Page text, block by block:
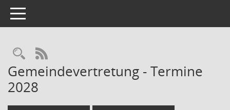
Toggle navigation
Rechercheauswahl
RSS-Feed
Gemeindevertretung - Termine
2028